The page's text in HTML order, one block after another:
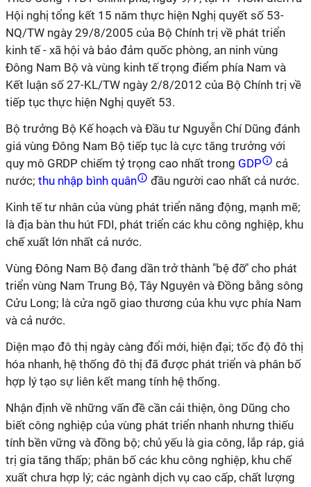
Hội nghị tổng kết 15 năm thực hiện Nghị quyết số 53-
NQ/TW ngày 29/8/2005 của Bộ Chính trị về phát triển
kinh tế - xã hội và bảo đảm quốc phòng, an ninh vùng
Đông Nam Bộ và vùng kinh tế trọng điểm phía Nam và
Kết luận số 27-KL/TW ngày 2/8/2012 của Bộ Chính trị về
tiếp tục thực hiện Nghị quyết 53.
Bộ trưởng Bộ Kế hoạch và Đầu tư Nguyễn Chí Dũng đánh
giá vùng Đông Nam Bộ tiếp tục là cực tăng trưởng với
quy mô GRDP chiếm tỷ trọng cao nhất trong GDP
cả
nước; thu nhập bình quân
đầu người cao nhất cả nước.
Kinh tế tư nhân của vùng phát triển năng động, mạnh mẽ;
là địa bàn thu hút FDI, phát triển các khu công nghiệp, khu
chế xuất lớn nhất cả nước.
Vùng Đông Nam Bộ đang dần trở thành "bệ đỡ" cho phát
triển vùng Nam Trung Bộ, Tây Nguyên và Đồng bằng sông
Cửu Long; là cửa ngõ giao thương của khu vực phía Nam
và cả nước.
Diện mạo đô thị ngày càng đổi mới, hiện đại; tốc độ đô thị
hóa nhanh, hệ thống đô thị đã được phát triển và phân bố
hợp lý tạo sự liên kết mang tính hệ thống.
Nhận định về những vấn đề cần cải thiện, ông Dũng cho
biết công nghiệp của vùng phát triển nhanh nhưng thiếu
tính bền vững và đồng bộ; chủ yếu là gia công, lắp ráp, giá
trị gia tăng thấp; phân bố các khu công nghiệp, khu chế
xuất chưa hợp lý; các ngành dịch vụ cao cấp, chất lượng